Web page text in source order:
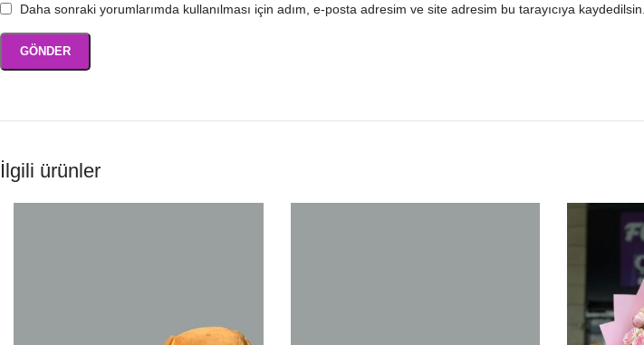
Daha sonraki yorumlarımda kullanılması için adım, e-posta adresim ve site adresim bu tarayıcıya kaydedilsin.
İlgili ürünler